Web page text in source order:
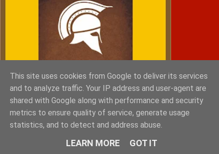
This site uses cookies from Google to deliver its services
and to analyze traffic. Your IP address and user-agent are
shared with Google along with performance and security
metrics to ensure quality of service, generate usage
statistics, and to detect and address abuse.
LEARN MORE GOT IT